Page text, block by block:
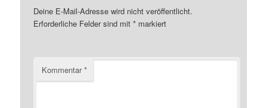
Deine E-Mail-Adresse wird nicht veröffentlicht.
Erforderliche Felder sind mit* markiert
Kommentar*